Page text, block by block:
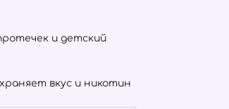
и детский
вкус и никотин